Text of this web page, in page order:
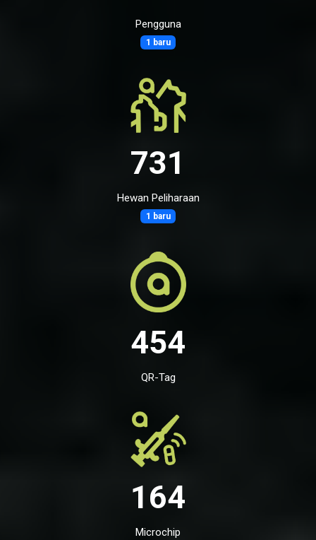
Pengguna
1 baru
731
Hewan Peliharaan
1 baru
454
QR-Tag
164
Microchip